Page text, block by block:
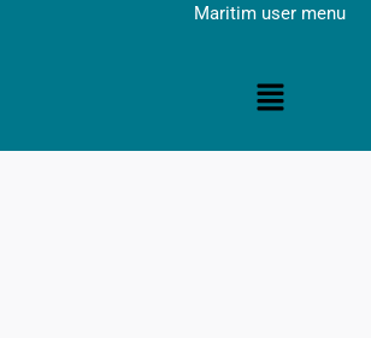
Maritim user menu